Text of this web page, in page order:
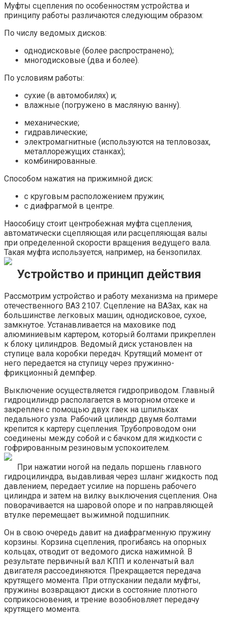
Муфты сцепления по особенностям устройства и
принципу работы различаются следующим образом:
По числу ведомых дисков:
однодисковые (более распространено);
многодисковые (два и более).
По условиям работы:
сухие (в автомобилях) и;
влажные (погружено в масляную ванну).
механические;
гидравлические;
электромагнитные (используются на тепловозах,
металлорежущих станках);
комбинированные.
Способом нажатия на прижимной диск:
с круговым расположением пружин;
с диафрагмой в центре.
Наособицу стоит центробежная муфта сцепления,
автоматически сцепляющая или расцепляющая валы
при определенной скорости вращения ведущего вала.
Такая муфта используется, например, на бензопилах.
Устройство и принцип действия
Рассмотрим устройство и работу механизма на примере
отечественного ВАЗ 2107. Сцепление на ВАЗах, как на
большинстве легковых машин, однодисковое, сухое,
замкнутое. Устанавливается на маховике под
алюминиевым картером, который болтами прикреплен
к блоку цилиндров. Ведомый диск установлен на
ступице вала коробки передач. Крутящий момент от
него передается на ступицу через пружинно-
фрикционный демпфер.
Выключение осуществляется гидроприводом. Главный
гидроцилиндр располагается в моторном отсеке и
закреплен с помощью двух гаек на шпильках
педального узла. Рабочий цилиндр двумя болтами
крепится к картеру сцепления. Трубопроводом они
соединены между собой и с бачком для жидкости с
гофрированным резиновым успокоителем.
При нажатии ногой на педаль поршень главного
гидроцилиндра, выдавливая через шланг жидкость под
давлением, передает усилие на поршень рабочего
цилиндра и затем на вилку выключения сцепления. Она
поворачивается на шаровой опоре и по направляющей
втулке перемещает выжимной подшипник.
Он в свою очередь давит на диафрагменную пружину
корзины. Корзина сцепления, прогибаясь на опорных
кольцах, отводит от ведомого диска нажимной. В
результате первичный вал КПП и коленчатый вал
двигателя рассоединяются. Прекращается передача
крутящего момента. При отпускании педали муфты,
пружины возвращают диски в состояние плотного
соприкосновения, и трение возобновляет передачу
крутящего момента.